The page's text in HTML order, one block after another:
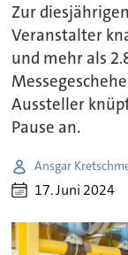
Zur
Veranstalter
und mehr als
Aussteller
Pause an.
Ansgar
17. Juni 2024